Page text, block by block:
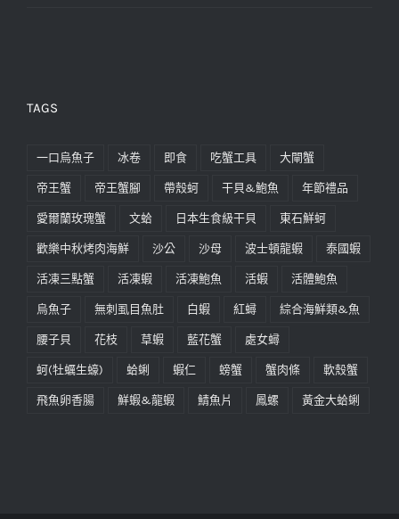
TAGS
一口烏魚子 冰卷 即食 吃蟹工具 大閘蟹
帝王蟹 帝王蟹腳 帶殼蚵 干貝&鮑魚 年節禮品
愛爾蘭玫瑰蟹 文蛤 日本生食級干貝 東石鮮蚵
歡樂中秋烤肉海鮮 沙公 沙母 波士頓龍蝦 泰國蝦
活凍三點蟹 活凍蝦 活凍鮑魚 活蝦 活體鮑魚
烏魚子 無刺虱目魚肚 白蝦 紅蟳 綜合海鮮類&魚
腰子貝 花枝 草蝦 藍花蟹 處女蟳
蚵(牡蠣生蠔) 蛤蜊 蝦仁 螃蟹 蟹肉條 軟殼蟹
飛魚卵香腸 鮮蝦&龍蝦 鯖魚片 鳳螺 黃金大蛤蜊